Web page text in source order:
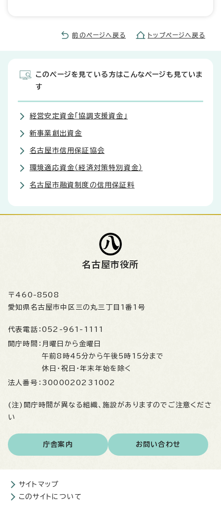
前のページへ戻る トップページへ戻る
このページを見ている方はこんなページも見ていま
す
経営安定資金「協調支援資金」
新事業創出資金
名古屋市信用保証協会
環境適応資金（経済対策特別資金）
名古屋市融資制度の信用保証料
名古屋市役所
〒460-8508
愛知県名古屋市中区三の丸三丁目1番1号
代表電話： 052-961-1111
開庁時間： 月曜日から金曜日
午前8時45分から午後5時15分まで
休日・祝日・年末年始を除く
法人番号： 3000020231002
(注)開庁時間が異なる組織、施設がありますのでご注意くださ
い
庁舎案内 お問い合わせ
サイトマップ
このサイトについて